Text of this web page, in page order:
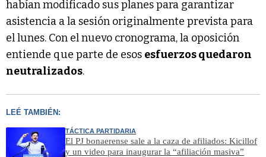
habían modificado sus planes para garantizar
asistencia a la sesión originalmente prevista para
el lunes. Con el nuevo cronograma, la oposición
entiende que parte de esos esfuerzos quedaron
neutralizados.
LEÉ TAMBIÉN:
TÁCTICA PARTIDARIA
El PJ bonaerense sale a la caza de afiliados: Kicillof
y un video para inaugurar la “afiliación masiva”